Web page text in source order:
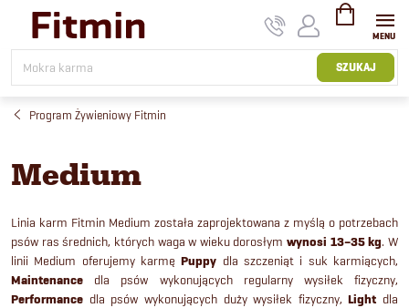
treści
SZUKAJ
KOSZYK
Program Żywieniowy Fitmin
Medium
Linia karm Fitmin Medium została zaprojektowana z myślą o potrzebach
psów ras średnich, których waga w wieku dorosłymwynosi 13–35 kg. W
linii Medium oferujemy karmęPuppy dla szczeniąt i suk karmiących,
Maintenance dla psów wykonujących regularny wysiłek fizyczny,
Performance dla psów wykonujących duży wysiłek fizyczny,Light dla